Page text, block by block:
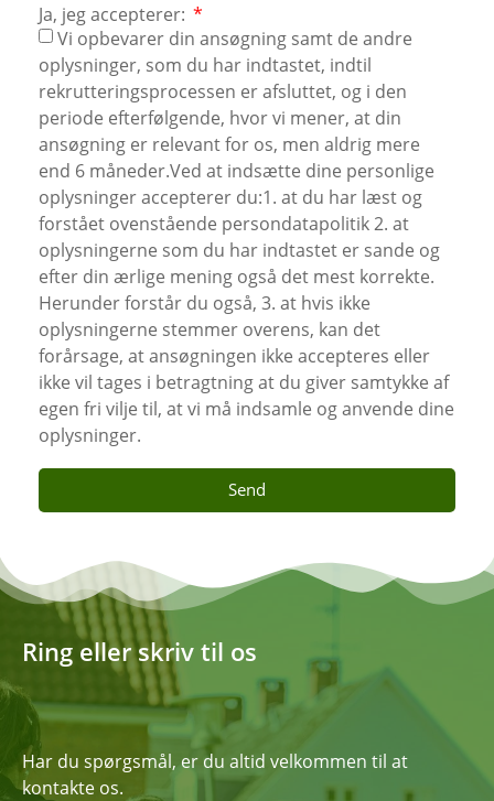
Ja, jeg accepterer:
Vi opbevarer din ansøgning samt de andre
oplysninger, som du har indtastet, indtil
rekrutteringsprocessen er afsluttet, og i den
periode efterfølgende, hvor vi mener, at din
ansøgning er relevant for os, men aldrig mere
end 6 måneder.Ved at indsætte dine personlige
oplysninger accepterer du:1. at du har læst og
forstået ovenstående persondatapolitik 2. at
oplysningerne som du har indtastet er sande og
efter din ærlige mening også det mest korrekte.
Herunder forstår du også, 3. at hvis ikke
oplysningerne stemmer overens, kan det
forårsage, at ansøgningen ikke accepteres eller
ikke vil tages i betragtning at du giver samtykke af
egen fri vilje til, at vi må indsamle og anvende dine
oplysninger.
Send
Ring eller skriv til os
Har du spørgsmål, er du altid velkommen til at
kontakte os.